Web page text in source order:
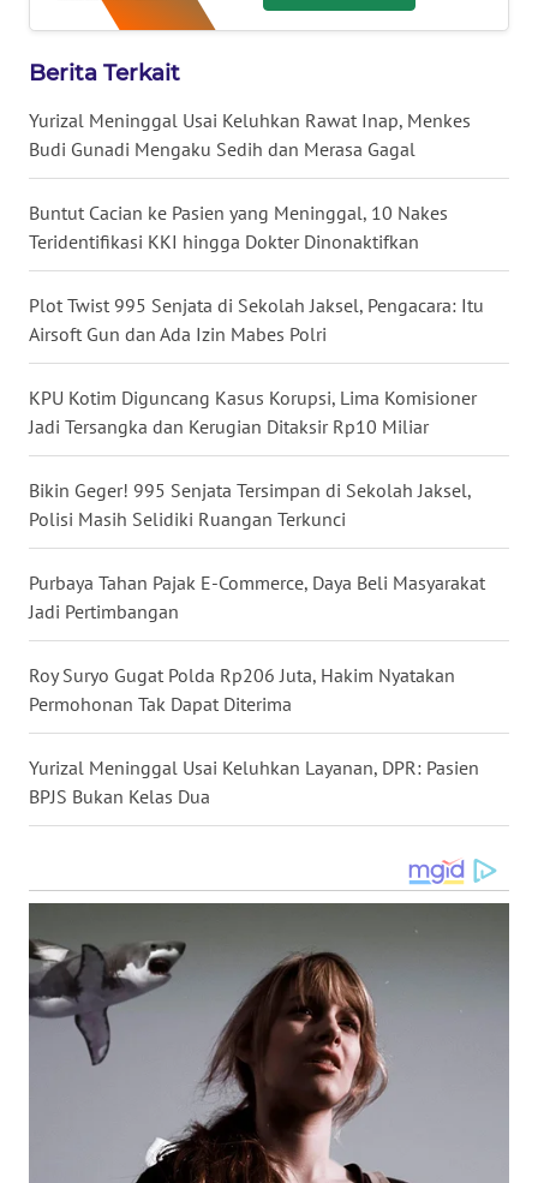
Berita Terkait
Yurizal Meninggal Usai Keluhkan Rawat Inap, Menkes
Budi Gunadi Mengaku Sedih dan Merasa Gagal
Buntut Cacian ke Pasien yang Meninggal, 10 Nakes
Teridentifikasi KKI hingga Dokter Dinonaktifkan
Plot Twist 995 Senjata di Sekolah Jaksel, Pengacara: Itu
Airsoft Gun dan Ada Izin Mabes Polri
KPU Kotim Diguncang Kasus Korupsi, Lima Komisioner
Jadi Tersangka dan Kerugian Ditaksir Rp10 Miliar
Bikin Geger! 995 Senjata Tersimpan di Sekolah Jaksel,
Polisi Masih Selidiki Ruangan Terkunci
Purbaya Tahan Pajak E-Commerce, Daya Beli Masyarakat
Jadi Pertimbangan
Roy Suryo Gugat Polda Rp206 Juta, Hakim Nyatakan
Permohonan Tak Dapat Diterima
Yurizal Meninggal Usai Keluhkan Layanan, DPR: Pasien
BPJS Bukan Kelas Dua
MALUKU
MALUT
WN
DAIRI
WN
DANAU
TOBA
WN
LANGKAT
TAPANULI
SELATAN
WN
TANJUNG
LESUNG
WN
KARO
SIMALUNGUN
WN
LABUHANBATU
WN